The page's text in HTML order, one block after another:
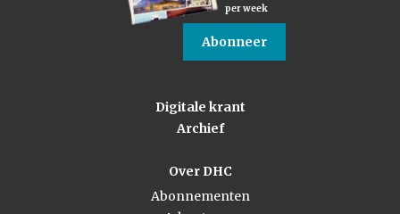
per week
Abonneer
Digitale krant
Archief
Over DHC
Abonnementen